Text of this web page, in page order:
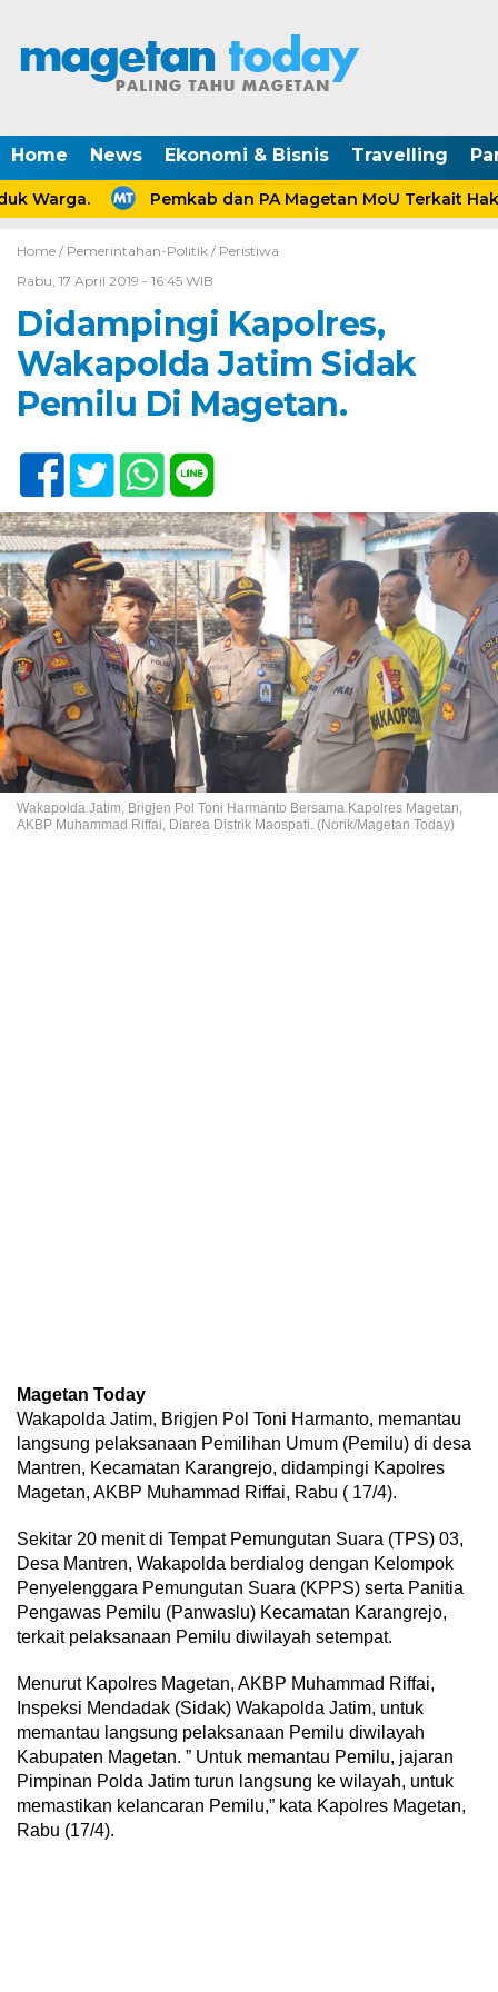
Home News Ekonomi & Bisnis Travelling
Warga. Pemkab dan PA Magetan MoU Terkait Hak
Home / Pemerintahan-Politik / Peristiwa
Rabu, 17 April 2019 - 16:45 WIB
Didampingi Kapolres,
Wakapolda Jatim Sidak
Pemilu Di Magetan.
Wakapolda Jatim, Brigjen Pol Toni Harmanto Bersama Kapolres Magetan,
AKBP Muhammad Riffai, Diarea Distrik Maospati. (Norik/Magetan Today)
Magetan Today
Wakapolda Jatim, Brigjen Pol Toni Harmanto, memantau
langsung pelaksanaan Pemilihan Umum (Pemilu) di desa
Mantren, Kecamatan Karangrejo, didampingi Kapolres
Magetan, AKBP Muhammad Riffai, Rabu ( 17/4).
Sekitar 20 menit di Tempat Pemungutan Suara (TPS) 03,
Desa Mantren, Wakapolda berdialog dengan Kelompok
Penyelenggara Pemungutan Suara (KPPS) serta Panitia
Pengawas Pemilu (Panwaslu) Kecamatan Karangrejo,
terkait pelaksanaan Pemilu diwilayah setempat.
Menurut Kapolres Magetan, AKBP Muhammad Riffai,
Inspeksi Mendadak (Sidak) Wakapolda Jatim, untuk
memantau langsung pelaksanaan Pemilu diwilayah
Kabupaten Magetan. ” Untuk memantau Pemilu, jajaran
Pimpinan Polda Jatim turun langsung ke wilayah, untuk
memastikan kelancaran Pemilu,” kata Kapolres Magetan,
Rabu (17/4).